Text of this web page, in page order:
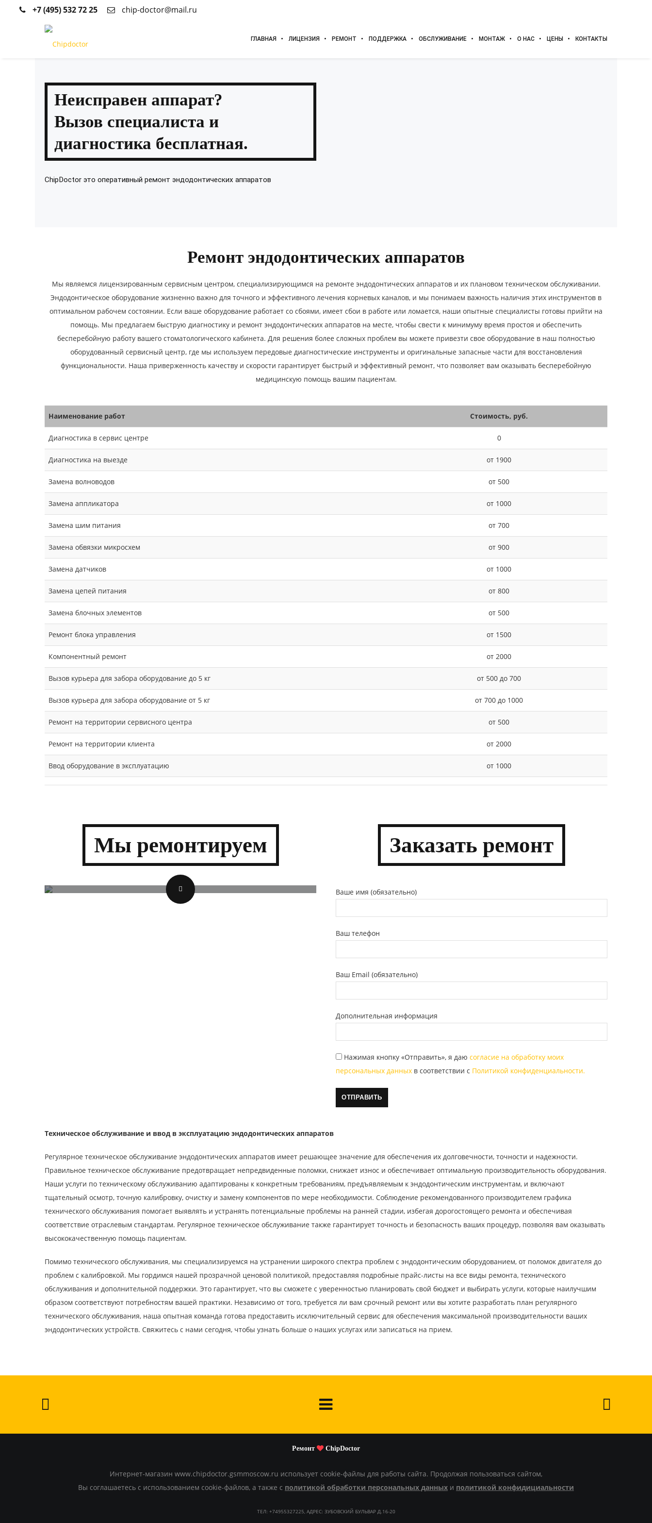
+7 (495) 532 72 25 chip-doctor@mail.ru
ГЛАВНАЯ ЛИЦЕНЗИЯ РЕМОНТ ПОДДЕРЖКА ОБСЛУЖИВАНИЕ МОНТАЖ О НАС ЦЕНЫ КОНТАКТЫ
Неисправен аппарат?
Вызов специалиста и
диагностика бесплатная.
ChipDoctor это оперативный ремонт эндодонтических аппаратов
Ремонт эндодонтических аппаратов
Мы являемся лицензированным сервисным центром, специализирующимся на ремонте эндодонтических аппаратов и их плановом техническом обслуживании.
Эндодонтическое оборудование жизненно важно для точного и эффективного лечения корневых каналов, и мы понимаем важность наличия этих инструментов в
оптимальном рабочем состоянии. Если ваше оборудование работает со сбоями, имеет сбои в работе или ломается, наши опытные специалисты готовы прийти на
помощь. Мы предлагаем быструю диагностику и ремонт эндодонтических аппаратов на месте, чтобы свести к минимуму время простоя и обеспечить
бесперебойную работу вашего стоматологического кабинета. Для решения более сложных проблем вы можете привезти свое оборудование в наш полностью
оборудованный сервисный центр, где мы используем передовые диагностические инструменты и оригинальные запасные части для восстановления
функциональности. Наша приверженность качеству и скорости гарантирует быстрый и эффективный ремонт, что позволяет вам оказывать бесперебойную
медицинскую помощь вашим пациентам.
Наименование работ Стоимость, руб.
Диагностика в сервис центре 0
Диагностика на выезде от 1900
Замена волноводов от 500
Замена аппликатора от 1000
Замена шим питания от 700
Замена обвязки микросхем от 900
Замена датчиков от 1000
Замена цепей питания от 800
Замена блочных элементов от 500
Ремонт блока управления от 1500
Компонентный ремонт от 2000
Вызов курьера для забора оборудование до 5 кг от 500 до 700
Вызов курьера для забора оборудование от 5 кг от 700 до 1000
Ремонт на территории сервисного центра от 500
Ремонт на территории клиента от 2000
Ввод оборудование в эксплуатацию от 1000
Мы ремонти­руем Заказать ремонт
Ваше имя (обязательно)
Ваш телефон
Ваш Email (обязательно)
Дополнительная информация
Нажимая кнопку «Отправить», я даю согласие на обработку моих
персональных данных в соответствии с Политикой конфиденциальности.
Техническое обслуживание и ввод в эксплуатацию эндодонтических аппаратов
Регулярное техническое обслуживание эндодонтических аппаратов имеет решающее значение для обеспечения их долговечности, точности и надежности.
Правильное техническое обслуживание предотвращает непредвиденные поломки, снижает износ и обеспечивает оптимальную производительность оборудования.
Наши услуги по техническому обслуживанию адаптированы к конкретным требованиям, предъявляемым к эндодонтическим инструментам, и включают
тщательный осмотр, точную калибровку, очистку и замену компонентов по мере необходимости. Соблюдение рекомендованного производителем графика
технического обслуживания помогает выявлять и устранять потенциальные проблемы на ранней стадии, избегая дорогостоящего ремонта и обеспечивая
соответствие отраслевым стандартам. Регулярное техническое обслуживание также гарантирует точность и безопасность ваших процедур, позволяя вам оказывать
высококачественную помощь пациентам.
Помимо технического обслуживания, мы специализируемся на устранении широкого спектра проблем с эндодонтическим оборудованием, от поломок двигателя до
проблем с калибровкой. Мы гордимся нашей прозрачной ценовой политикой, предоставляя подробные прайс-листы на все виды ремонта, технического
обслуживания и дополнительной поддержки. Это гарантирует, что вы сможете с уверенностью планировать свой бюджет и выбирать услуги, которые наилучшим
образом соответствуют потребностям вашей практики. Независимо от того, требуется ли вам срочный ремонт или вы хотите разработать план регулярного
технического обслуживания, наша опытная команда готова предоставить исключительный сервис для обеспечения максимальной производительности ваших
эндодонтических устройств. Свяжитесь с нами сегодня, чтобы узнать больше о наших услугах или записаться на прием.
Ремонт ChipDoctor
Интернет-магазин www.chipdoctor.gsmmoscow.ru использует cookie-файлы для работы сайта. Продолжая пользоваться сайтом,
Вы соглашаетесь с использованием cookie-файлов, а также с политикой обработки персональных данных и политикой конфидициальности
ТЕЛ: +74955327225, АДРЕС: ЗУБОВСКИЙ БУЛЬВАР Д.16-20